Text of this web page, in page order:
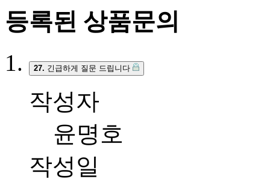
등록된 상품문의
27. 긴급하게 질문 드립니다
작성자
윤명호
작성일